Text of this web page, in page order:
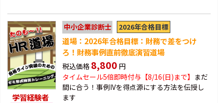
学習経験者
中小企業診断士 2026年合格目標
道場：2026年合格目標：財務で差をつけ
ろ！財務事例直前徹底演習道場
税込価格 8,800 円
タイムセール5倍即時付与【8/16(日)まで】 まだ
間に合う！事例IVを得点源にする方法を伝授し
ます